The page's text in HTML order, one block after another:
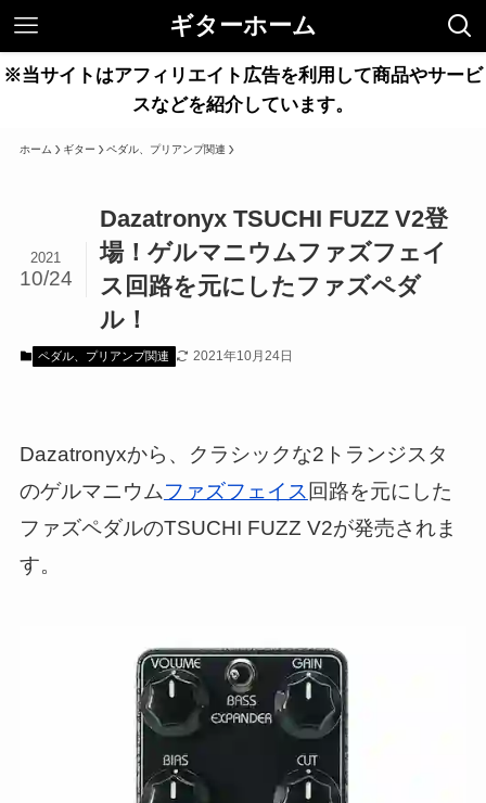
ギターホーム
※当サイトはアフィリエイト広告を利用して商品やサービ
スなどを紹介しています。
ホーム ギター ペダル、プリアンプ関連
Dazatronyx TSUCHI FUZZ V2登
場！ゲルマニウムファズフェイ
ス回路を元にしたファズペダ
ル！
2021
10/24
ペダル、プリアンプ関連 2021年10月24日
Dazatronyxから、クラシックな2トランジスタ
のゲルマニウムファズフェイス 回路を元にした
ファズペダルのTSUCHI FUZZ V2が発売されま
す。